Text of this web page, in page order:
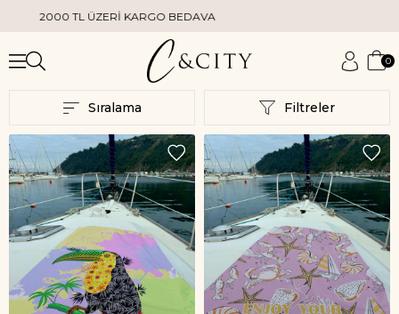
2000 TL ÜZERİ KARGO BEDAVA
0
Filtreler
Sıralama